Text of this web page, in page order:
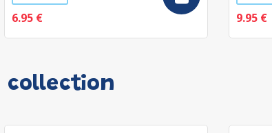
6.95 € 9.95 €
collection